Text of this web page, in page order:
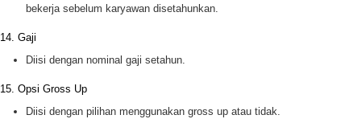
bekerja sebelum karyawan disetahunkan.
14. Gaji
Diisi dengan nominal gaji setahun.
15. Opsi Gross Up
Diisi dengan pilihan menggunakan gross up atau tidak.